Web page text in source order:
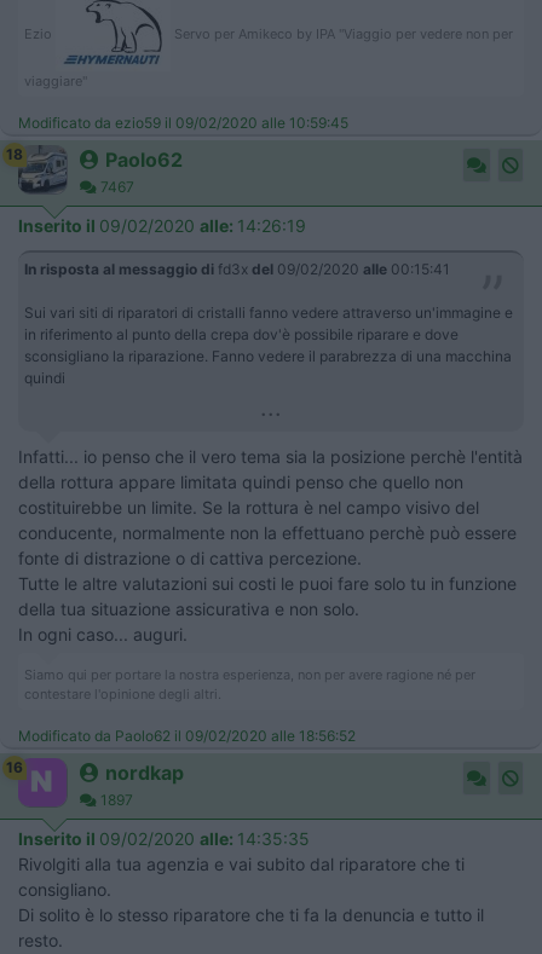
Ezio Servo per Amikeco by IPA "Viaggio per vedere non per
viaggiare"
Modificato da ezio59 il 09/02/2020 alle 10:59:45
18
Paolo62
7467
Inserito il 09/02/2020 alle: 14:26:19
In risposta al messaggio di fd3x del 09/02/2020 alle 00:15:41
Sui vari siti di riparatori di cristalli fanno vedere attraverso un'immagine e
in riferimento al punto della crepa dov'è possibile riparare e dove
sconsigliano la riparazione. Fanno vedere il parabrezza di una macchina
quindi
...
Infatti... io penso che il vero tema sia la posizione perchè l'entità
della rottura appare limitata quindi penso che quello non
costituirebbe un limite. Se la rottura è nel campo visivo del
conducente, normalmente non la effettuano perchè può essere
fonte di distrazione o di cattiva percezione.
Tutte le altre valutazioni sui costi le puoi fare solo tu in funzione
della tua situazione assicurativa e non solo.
In ogni caso... auguri.
Siamo qui per portare la nostra esperienza, non per avere ragione né per
contestare l'opinione degli altri.
Modificato da Paolo62 il 09/02/2020 alle 18:56:52
16
nordkap
1897
Inserito il 09/02/2020 alle: 14:35:35
Rivolgiti alla tua agenzia e vai subito dal riparatore che ti
consigliano.
Di solito è lo stesso riparatore che ti fa la denuncia e tutto il
resto.